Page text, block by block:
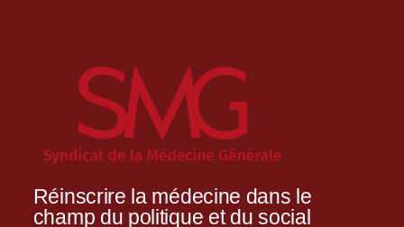
Réinscrire la médecine dans le
champ du politique et du social